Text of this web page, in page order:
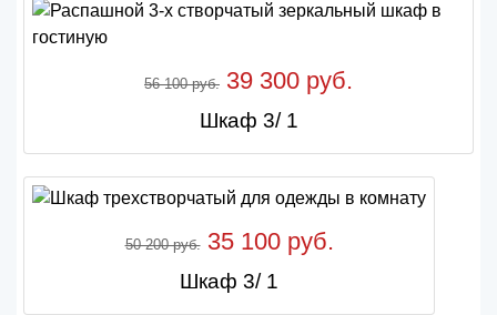
56 100 руб. 39 300 руб.
Шкаф 3/ 1
50 200 руб.35 100 руб.
Шкаф 3/ 1